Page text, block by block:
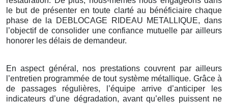
le but de présenter en toute clarté au bénéficiaire chaque
phase de la DEBLOCAGE RIDEAU METALLIQUE, dans
l’objectif de consolider une confiance mutuelle par ailleurs
honorer les délais de demandeur.
En aspect général, nos prestations couvrent par ailleurs
l’entretien programmée de tout système métallique. Grâce à
de passages régulières, l’équipe arrive d’anticiper les
indicateurs d’une dégradation, avant qu’elles puissent ne